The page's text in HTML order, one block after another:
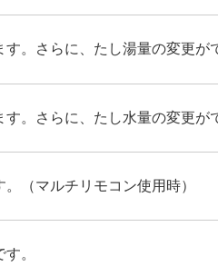
。さらに、たし湯量の変更が
。さらに、たし水量の変更が
（マルチリモコン使用時）
。